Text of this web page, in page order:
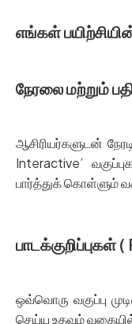
எங்கள்
நேரலை மற்றும்
ஆசிரியர்களுடன்
Interactive’
பார்த்துக் கொள்ளும்
பாடக்குறிப்புகள்
ஒவ்வொரு வகுப்பு
செய்ய உதவும் வகையில்